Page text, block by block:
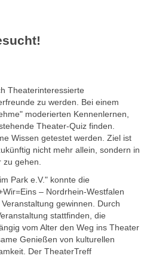
Theaterinteressierte
zu werden. Bei einem
moderierten Kennenlernen,
Theater-Quiz finden.
Wissen getestet werden. Ziel ist
nicht mehr allein, sondern in
zu gehen.
Park e.V." konnte die
– Nordrhein-Westfalen
gewinnen. Durch
stattfinden, die
vom Alter den Weg ins Theater
Genießen von kulturellen
Der TheaterTreff